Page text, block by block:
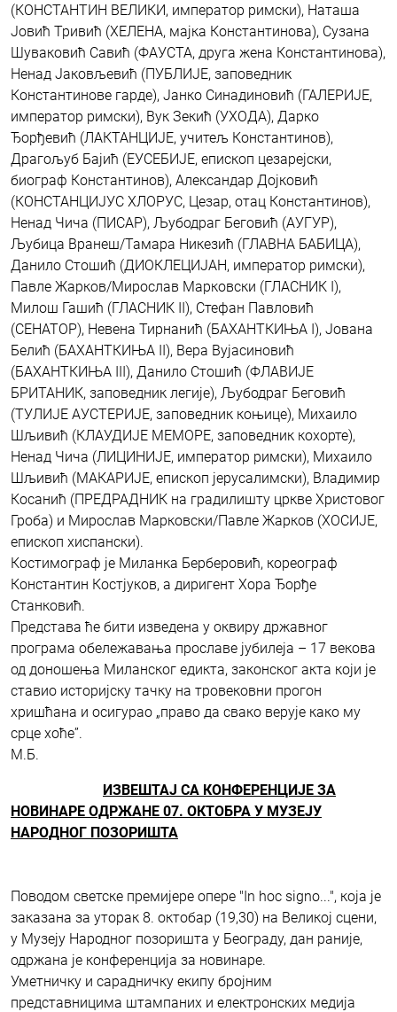
(КОНСТАНТИН ВЕЛИКИ, император римски), Наташа
Јовић Тривић (ХЕЛЕНА, мајка Константинова), Сузана
Шуваковић Савић (ФАУСТА, друга жена Константинова),
Ненад Јаковљевић (ПУБЛИЈЕ, заповедник
Константинове гарде), Јанко Синадиновић (ГАЛЕРИЈЕ,
император римски), Вук Зекић (УХОДА), Дарко
Ђорђевић (ЛАКТАНЦИЈЕ, учитељ Константинов),
Драгољуб Бајић (ЕУСЕБИЈЕ, епископ цезарејски,
биограф Константинов), Александар Дојковић
(КОНСТАНЦИЈУС ХЛОРУС, Цезар, отац Константинов),
Ненад Чича (ПИСАР), Љубодраг Беговић (АУГУР),
Љубица Вранеш/Тамара Никезић (ГЛАВНА БАБИЦА),
Данило Стошић (ДИОКЛЕЦИЈАН, император римски),
Павле Жарков/Мирослав Марковски (ГЛАСНИК I),
Милош Гашић (ГЛАСНИК II), Стефан Павловић
(СЕНАТОР), Невена Тирнанић (БАХАНТКИЊА I), Јована
Белић (БАХАНТКИЊА II), Вера Вујасиновић
(БАХАНТКИЊА III), Данило Стошић (ФЛАВИЈЕ
БРИТАНИК, заповедник легије), Љубодраг Беговић
(ТУЛИЈЕ АУСТЕРИЈЕ, заповедник коњице), Михаило
Шљивић (КЛАУДИЈЕ МЕМОРЕ, заповедник кохорте),
Ненад Чича (ЛИЦИНИЈЕ, император римски), Михаило
Шљивић (МАКАРИЈЕ, епископ јерусалимски), Владимир
Косанић (ПРЕДРАДНИК на градилишту цркве Христовог
Гроба) и Мирослав Марковски/Павле Жарков (ХОСИЈЕ,
епископ хиспански).
Костимограф је Миланка Берберовић, кореограф
Константин Костјуков, а диригент Хора Ђорђе
Станковић.
Представа ће бити изведена у оквиру државног
програма обележавања прославе јубилеја – 17 векова
од доношења Миланског едикта, законског акта који је
ставио историјску тачку на тровековни прогон
хришћана и осигурао „право да свако верује како му
срце хоће”.
М.Б.
ИЗВЕШТАЈ СА КОНФЕРЕНЦИЈЕ ЗА
НОВИНАРЕ ОДРЖАНЕ 07. ОКТОБРА У МУЗЕЈУ
НАРОДНОГ ПОЗОРИШТА
Поводом светске премијере опере "In hoc signo...", која је
заказана за уторак 8. октобар (19,30) на Великој сцени,
у Музеју Народног позоришта у Београду, дан раније,
одржана је конференција за новинаре.
Уметничку и сарадничку екипу бројним
представницима штампаних и електронских медија